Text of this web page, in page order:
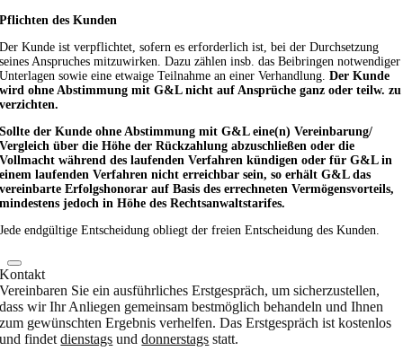
Pflichten des Kunden
Der Kunde ist verpflichtet, sofern es erforderlich ist, bei der Durchsetzung
seines Anspruches mitzuwirken. Dazu zählen insb. das Beibringen notwendiger
Unterlagen sowie eine etwaige Teilnahme an einer Verhandlung.Der Kunde
wird ohne Abstimmung mit G&L nicht auf Ansprüche ganz oder teilw. zu
verzichten.
Sollte der Kunde ohne Abstimmung mit G&L eine(n) Vereinbarung/
Vergleich über die Höhe der Rückzahlung abzuschließen oder die
Vollmacht während des laufenden Verfahren kündigen oder für G&L in
einem laufenden Verfahren nicht erreichbar sein, so erhält G&L das
vereinbarte Erfolgshonorar auf Basis des errechneten Vermögensvorteils,
mindestens jedoch in Höhe des Rechtsanwaltstarifes.
Jede endgültige Entscheidung obliegt der freien Entscheidung des Kunden.
Kontakt
Vereinbaren Sie ein ausführliches Erstgespräch, um sicherzustellen,
dass wir Ihr Anliegen gemeinsam bestmöglich behandeln und Ihnen
zum gewünschten Ergebnis verhelfen. Das Erstgespräch ist kostenlos
und findetdienstags unddonnerstags statt.